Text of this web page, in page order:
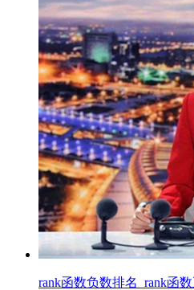
rank函数负数排名_rank函